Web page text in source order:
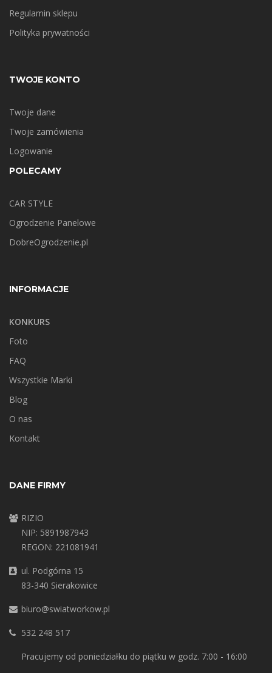
Regulamin sklepu
Polityka prywatności
TWOJE KONTO
Twoje dane
Twoje zamówienia
Logowanie
POLECAMY
CAR STYLE
Ogrodzenie Panelowe
DobreOgrodzenie.pl
INFORMACJE
KONKURS
Foto
FAQ
Wszystkie Marki
Blog
O nas
Kontakt
DANE FIRMY
RIZIO
NIP: 5891987943
REGON: 221081941
ul. Podgórna 15
83-340 Sierakowice
biuro@swiatworkow.pl
532 248 517
Pracujemy od poniedziałku do piątku w godz. 7:00 - 16:00